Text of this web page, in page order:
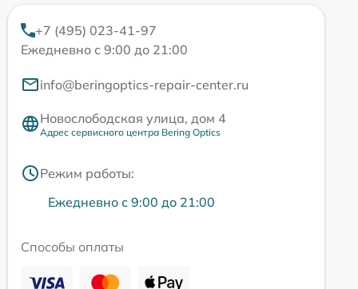
+7 (495) 023-41-97
Ежедневно с 9:00 до 21:00
info@beringoptics-repair-center.ru
Новослободская улица, дом 4
Адрес сервисного центра Bering Optics
Режим работы:
Ежедневно с 9:00 до 21:00
Способы оплаты